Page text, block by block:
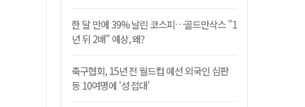
한 달 만에 39% 날린 코스피…골드만삭스 "1
년 뒤 2배" 예상, 왜?
축구협회, 15년 전 월드컵 예선 외국인 심판
등 10여명에 '성 접대'